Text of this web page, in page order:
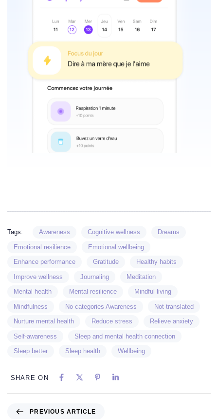
Tags: Awareness Cognitive wellness Dreams
Emotional resilience Emotional wellbeing
Enhance performance Gratitude Healthy habits
Improve wellness Journaling Meditation
Mental health Mental resilience Mindful living
Mindfulness No categories Awareness Not translated
Nurture mental health Reduce stress Relieve anxiety
Self-awareness Sleep and mental health connection
Sleep better Sleep health Wellbeing
SHARE ON
PREVIOUS ARTICLE